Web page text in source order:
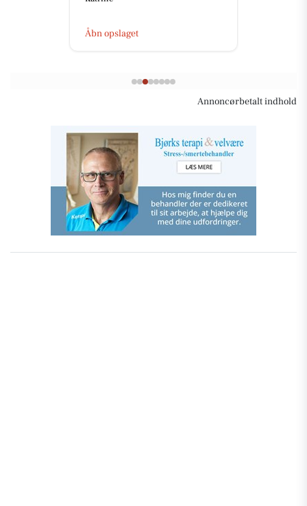
Åbn opslaget
Annoncørbetalt indhold